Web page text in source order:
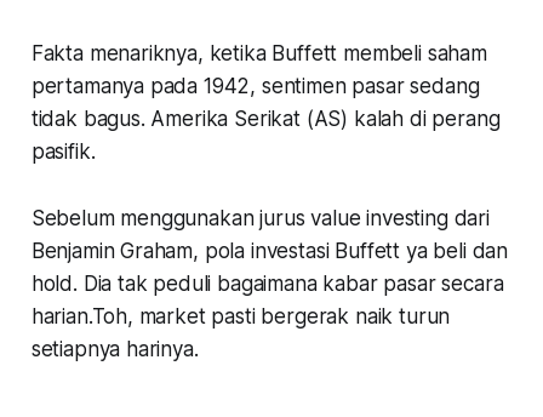
Fakta menariknya, ketika Buffett membeli saham
pertamanya pada 1942, sentimen pasar sedang
tidak bagus. Amerika Serikat (AS) kalah di perang
pasifik.
Sebelum menggunakan jurus value investing dari
Benjamin Graham, pola investasi Buffett ya beli dan
hold. Dia tak peduli bagaimana kabar pasar secara
harian.Toh, market pasti bergerak naik turun
setiapnya harinya.